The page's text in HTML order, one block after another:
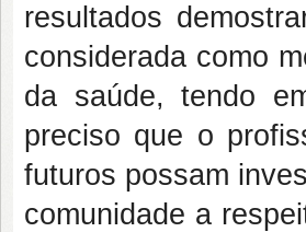
resultados
considerada como
da saúde, tendo
preciso que o
futuros possam
comunidade a